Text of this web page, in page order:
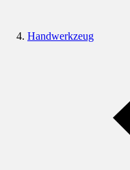
Handwerkzeug